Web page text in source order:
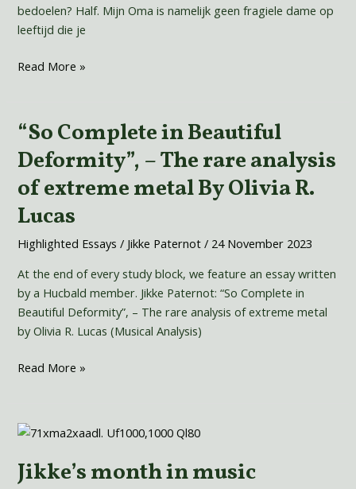
bedoelen? Half. Mijn Oma is namelijk geen fragiele dame op
leeftijd die je
Read More »
“So Complete in Beautiful
Deformity”, – The rare analysis
of extreme metal By Olivia R.
Lucas
Highlighted Essays / Jikke Paternot/ 24 November 2023
At the end of every study block, we feature an essay written
by a Hucbald member. Jikke Paternot: “So Complete in
Beautiful Deformity”, – The rare analysis of extreme metal
by Olivia R. Lucas (Musical Analysis)
“So
Complete
in
Beautiful
Deformity”,
–
The
analysis
of
extreme
metal
Olivia
Read More »
Jikke’s month in music
Jikke’s
in